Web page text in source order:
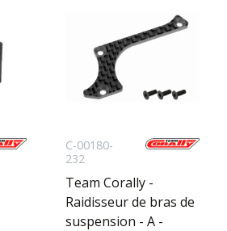
C-00180-
232
Team Corally -
Raidisseur de bras de
suspension - A -